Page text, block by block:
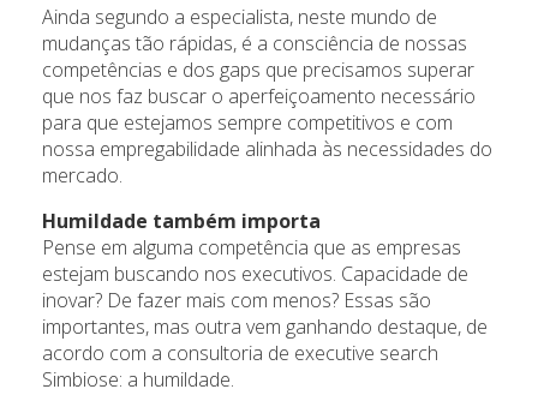
Ainda segundo a especialista, neste mundo de
mudanças tão rápidas, é a consciência de nossas
competências e dos gaps que precisamos superar
que nos faz buscar o aperfeiçoamento necessário
para que estejamos sempre competitivos e com
nossa empregabilidade alinhada às necessidades do
mercado.
Humildade também importa
Pense em alguma competência que as empresas
estejam buscando nos executivos. Capacidade de
inovar? De fazer mais com menos? Essas são
importantes, mas outra vem ganhando destaque, de
acordo com a consultoria de executive search
Simbiose: a humildade.